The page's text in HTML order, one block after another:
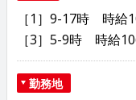
［1］9-17時 時給
［3］5-9時 時給
勤務地